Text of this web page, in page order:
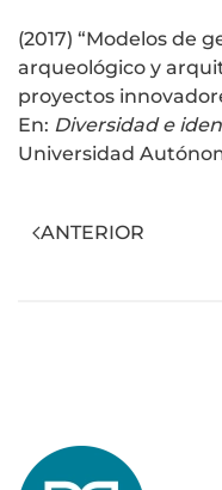
(2017) “Modelos de
arqueológico y
proyectos
En: Diversidad e
Universidad
ANTERIOR